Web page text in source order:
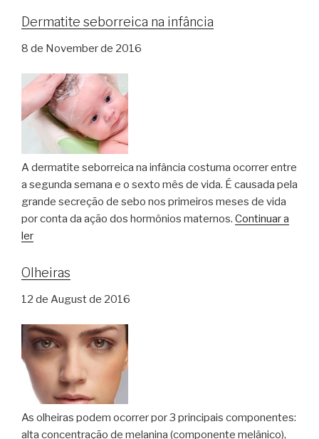
Dermatite seborreica na infância
8 de November de 2016
A dermatite seborreica na infância costuma ocorrer entre
a segunda semana e o sexto mês de vida. É causada pela
grande secreção de sebo nos primeiros meses de vida
por conta da ação dos hormônios maternos. Continuar a
ler
Olheiras
12 de August de 2016
As olheiras podem ocorrer por 3 principais componentes:
alta concentração de melanina (componente melânico),